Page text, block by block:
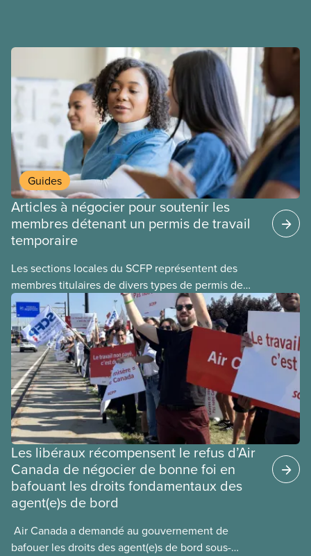
Guides
Articles à négocier pour soutenir les
membres détenant un permis de travail
temporaire
Les sections locales du SCFP représentent des
membres titulaires de divers types de permis de
travail temporaires, incluant les permis pour
travailleuses et travailleurs étrangers temporaires,
les permis d’études et les permis de
travail postdiplôme.
Les libéraux récompensent le refus d’Air
Canada de négocier de bonne foi en
bafouant les droits fondamentaux des
agent(e)s de bord
​ Air Canada a demandé au gouvernement de
bafouer les droits des agent(e)s de bord sous-